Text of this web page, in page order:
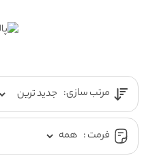
مرتب سازی:
فرمت :